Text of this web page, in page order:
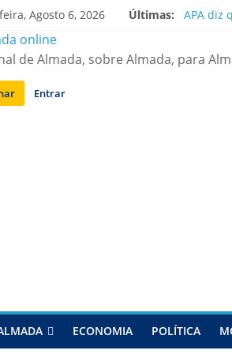
Agosto 6, 2026 Últimas:
APA diz
Ponte
de Almada, sobre Almada, para
Entrar
ECONOMIA POLÍTICA